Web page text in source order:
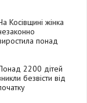
Косівщині жінка
понад
2200 дітей
безвісти від